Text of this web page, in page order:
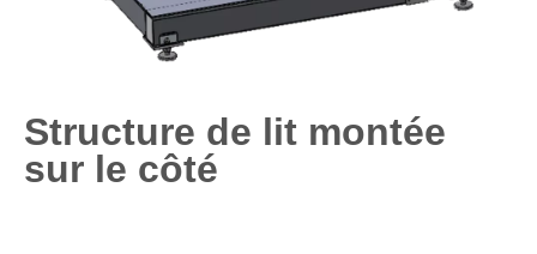
Structure de lit montée
sur le côté